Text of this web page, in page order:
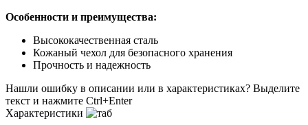
Особенности и преимущества:
Высококачественная сталь
Кожаный чехол для безопасного хранения
Прочность и надежность
Нашли ошибку в описании или в характеристиках? Выделите
текст и нажмите Ctrl+Enter
Характеристики